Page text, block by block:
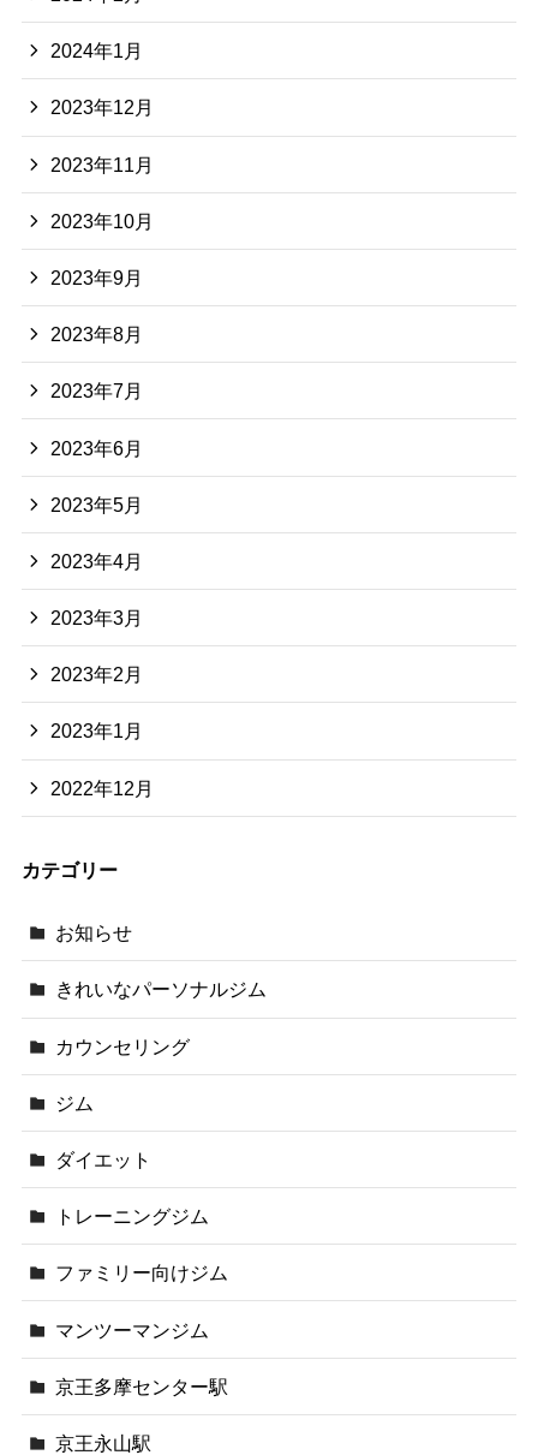
2024年1月
2023年12月
2023年11月
2023年10月
2023年9月
2023年8月
2023年7月
2023年6月
2023年5月
2023年4月
2023年3月
2023年2月
2023年1月
2022年12月
カテゴリー
お知らせ
きれいなパーソナルジム
カウンセリング
ジム
ダイエット
トレーニングジム
ファミリー向けジム
マンツーマンジム
京王多摩センター駅
京王永山駅